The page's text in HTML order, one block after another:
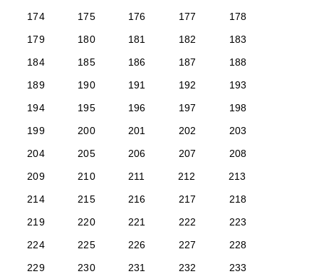
174
175 176 177
178
179
180 181 182
183
184
185 186 187
188
189
190 191 192
193
194
195 196 197
198
199
200 201 202
203
204
205 206 207
208
209
210 211 212
213
214
215 216 217
218
219
220 221 222
223
224
225 226 227
228
229
230 231 232
233